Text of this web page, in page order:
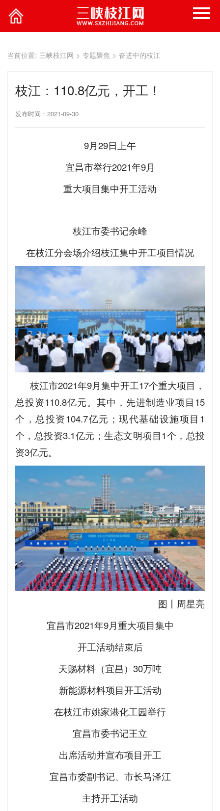
当前位置: 三峡枝江网 > 专题聚焦 > 奋进中的枝江
枝江：110.8亿元，开工！
发布时间：2021-09-30
9月29日上午
宜昌市举行2021年9月
重大项目集中开工活动
枝江市委书记余峰
在枝江分会场介绍枝江集中开工项目情况
枝江市2021年9月集中开工17个重大项目，
总投资110.8亿元。其中，先进制造业项目15
个，总投资104.7亿元；现代基础设施项目1
个，总投资3.1亿元；生态文明项目1个，总投
资3亿元。
图丨周星亮
宜昌市2021年9月重大项目集中
开工活动结束后
天赐材料（宜昌）30万吨
新能源材料项目开工活动
在枝江市姚家港化工园举行
宜昌市委书记王立
出席活动并宣布项目开工
宜昌市委副书记、市长马泽江
主持开工活动